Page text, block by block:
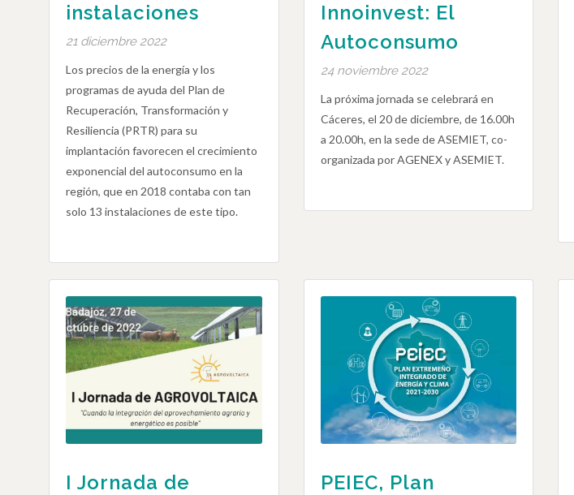
instalaciones
21 diciembre 2022
Los precios de la energía y los
programas de ayuda del Plan de
Recuperación, Transformación y
Resiliencia (PRTR) para su
implantación favorecen el crecimiento
exponencial del autoconsumo en la
región, que en 2018 contaba con tan
solo 13 instalaciones de este tipo.
Innoinvest: El
Autoconsumo
24 noviembre 2022
La próxima jornada se celebrará en
Cáceres, el 20 de diciembre, de 16.00h
a 20.00h, en la sede de ASEMIET, co-
organizada por AGENEX y ASEMIET.
I Jornada de
PEIEC, Plan